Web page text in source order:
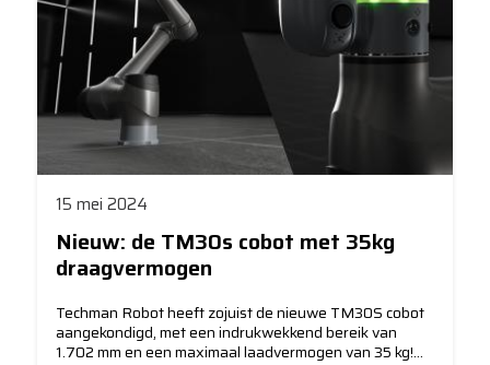
15 mei 2024
Nieuw: de TM30s cobot met 35kg
draagvermogen
Techman Robot heeft zojuist de nieuwe TM30S cobot
aangekondigd, met een indrukwekkend bereik van
1.702 mm en een maximaal laadvermogen van 35 kg!